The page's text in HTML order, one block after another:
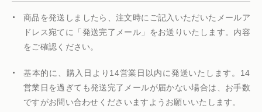
商品を発送しましたら、注文時にご記入いただいたメールア
ドレス宛てに「発送完了メール」をお送りいたします。内容
をご確認ください。
基本的に、購入日より14営業日以内に発送いたします。14
営業日を過ぎても発送完了メールが届かない場合は、お手数
ですがお問い合わせくださいますようお願いいたします。